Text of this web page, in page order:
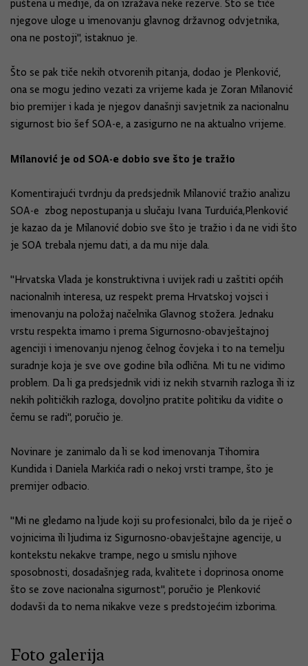
puštena u medije, da on izražava neke rezerve. Što se tiče
njegove uloge u imenovanju glavnog državnog odvjetnika,
ona ne postoji'', istaknuo je.
Što se pak tiče nekih otvorenih pitanja, dodao je Plenković,
ona se mogu jedino vezati za vrijeme kada je Zoran Milanović
bio premijer i kada je njegov današnji savjetnik za nacionalnu
sigurnost bio šef SOA-e, a zasigurno ne na aktualno vrijeme.
Milanović je od SOA-e dobio sve što je tražio
Komentirajući tvrdnju da predsjednik Milanović tražio analizu
SOA-e zbog nepostupanja u slučaju Ivana Turduića,Plenković
je kazao da je Milanović dobio sve što je tražio i da ne vidi što
je SOA trebala njemu dati, a da mu nije dala.
''Hrvatska Vlada je konstruktivna i uvijek radi u zaštiti općih
nacionalnih interesa, uz respekt prema Hrvatskoj vojsci i
imenovanju na položaj načelnika Glavnog stožera. Jednaku
vrstu respekta imamo i prema Sigurnosno-obavještajnoj
agenciji i imenovanju njenog čelnog čovjeka i to na temelju
suradnje koja je sve ove godine bila odlična. Mi tu ne vidimo
problem. Da li ga predsjednik vidi iz nekih stvarnih razloga ili iz
nekih političkih razloga, dovoljno pratite politiku da vidite o
čemu se radi'', poručio je.
Novinare je zanimalo da li se kod imenovanja Tihomira
Kundida i Daniela Markića radi o nekoj vrsti trampe, što je
premijer odbacio.
''Mi ne gledamo na ljude koji su profesionalci, bilo da je riječ o
vojnicima ili ljudima iz Sigurnosno-obavještajne agencije, u
kontekstu nekakve trampe, nego u smislu njihove
sposobnosti, dosadašnjeg rada, kvalitete i doprinosa onome
što se zove nacionalna sigurnost'', poručio je Plenković
dodavši da to nema nikakve veze s predstojećim izborima.
Foto galerija